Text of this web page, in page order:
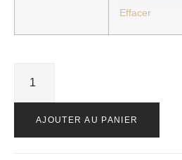
Effacer
AJOUTER AU PANIER